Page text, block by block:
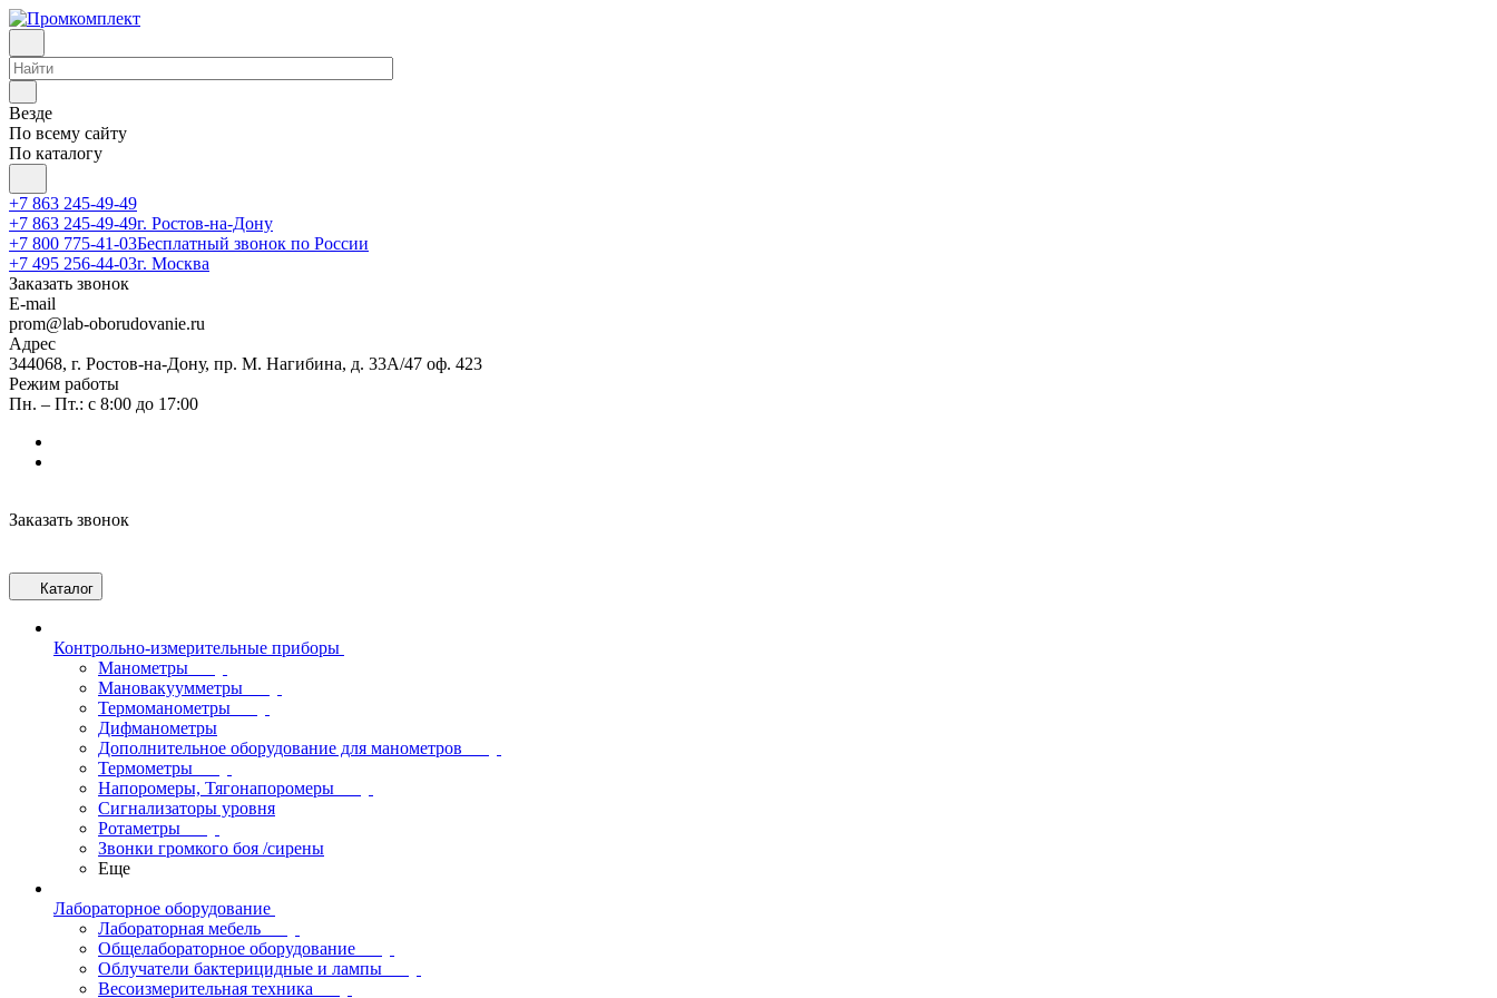
Везде
По всему сайту
По каталогу
+7 863 245-49-49
+7 863 245-49-49г. Ростов-на-Дону
+7 800 775-41-03Бесплатный звонок по России
+7 495 256-44-03г. Москва
Заказать звонок
E-mail
prom@lab-oborudovanie.ru
Адрес
344068, г. Ростов-на-Дону, пр. М. Нагибина, д. 33А/47 оф. 423
Режим работы
Пн. – Пт.: с 8:00 до 17:00
Заказать звонок
Каталог
Контрольно-измерительные приборы
Манометры
Мановакуумметры
Термоманометры
Дифманометры
Дополнительное оборудование для манометров
Термометры
Напоромеры, Тягонапоромеры
Сигнализаторы уровня
Ротаметры
Звонки громкого боя /сирены
Еще
Лабораторное оборудование
Лабораторная мебель
Общелабораторное оборудование
Облучатели бактерицидные и лампы
Весоизмерительная техника